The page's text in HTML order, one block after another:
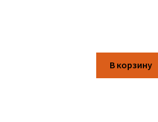
В корзину